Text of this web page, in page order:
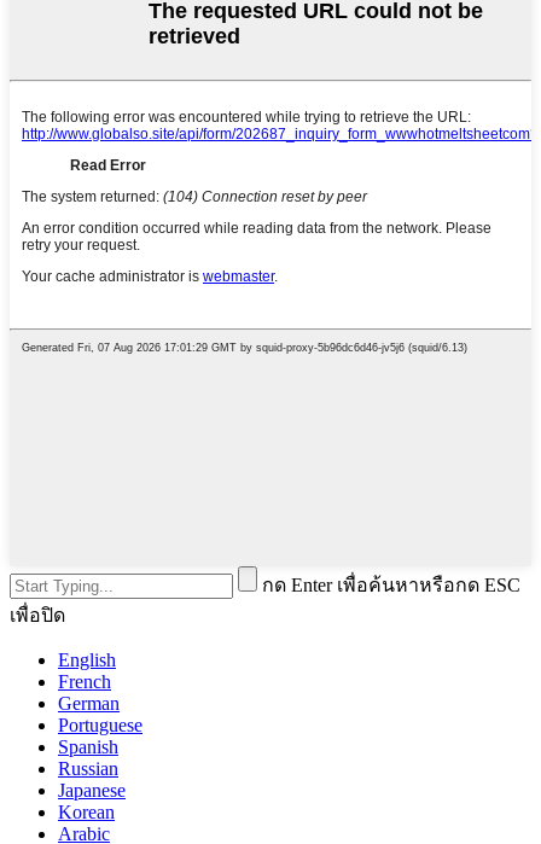
กด Enter เพื่อค้นหาหรือกด ESC
เพื่อปิด
English
French
German
Portuguese
Spanish
Russian
Japanese
Korean
Arabic